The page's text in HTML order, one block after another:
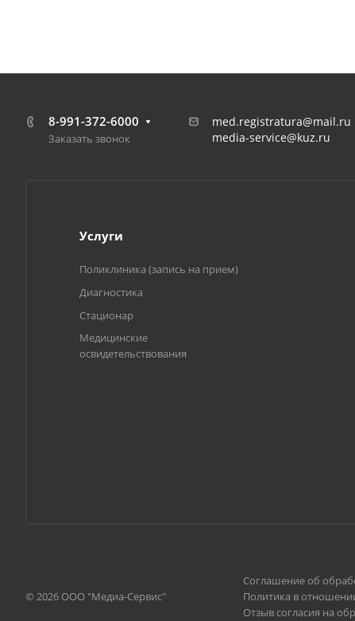
8-991-372-6000
Заказать звонок
med.registratura@mail.ru
media-service@kuz.ru
Услуги
Поликлиника (запись на прием)
Диагностика
Стационар
Медицинские
освидетельствования
© 2026 ООО "Медиа-Сервис"
Соглашение об
Политика в
Отзыв согласия на